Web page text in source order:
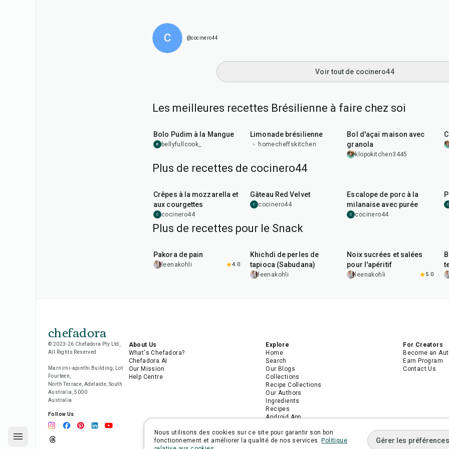
C @cocinero44
Voir tout de cocinero44
Les meilleures recettes Brésilienne à faire chez soi
Bolo Pudim à la Mangue
B bellyfullcook_
Limonade brésilienne
homecheffskitchen
Bol d'açaï maison avec
granola
klopokitchen3445
Plus de recettes de cocinero44
Crêpes à la mozzarella et
aux courgettes
C cocinero44
Gâteau Red Velvet
C cocinero44
Escalope de porc à la
milanaise avec purée
C cocinero44
C
Plus de recettes pour le Snack
Pakora de pain
leenakohli 4.0
Khichdi de perles de
tapioca (Sabudana)
leenakohli
Noix sucrées et salées
pour l'apéritif
leenakohli 5.0
chefadora
© 2023-26 Chefadora Pty Ltd,
All Rights Reserved
Marnirni-apinthi Building, Lot
Fourteen,
North Terrace, Adelaide, South
Australia, 5000
Australia
Follow Us
About Us
What's Chefadora?
Chefadora AI
Our Mission
Help Centre
Explore
Home
Search
Our Blogs
Collections
Recipe Collections
Our Authors
Ingredients
Recipes
Android App
For Creators
Become an
Earn Program
Contact Us
Nous utilisons des cookies sur ce site pour garantir son bon
fonctionnement et améliorer la qualité de nos services. Politique
Gérer les préférences